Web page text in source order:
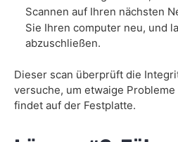
Scannen auf Ihren nächsten
Sie Ihren computer neu, und
abzuschließen.
Dieser scan überprüft die
versuche, um etwaige
findet auf der Festplatte.